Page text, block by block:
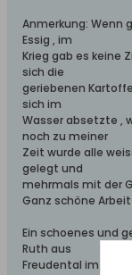
Anmerkung: Wenn
Essig , im
Krieg gab es keine
sich die
geriebenen
sich im
Wasser absetzte ,
noch zu meiner
Zeit wurde alle
gelegt und
mehrmals mit der
Ganz schöne
Ein schoenes und
Ruth aus
Freudental im